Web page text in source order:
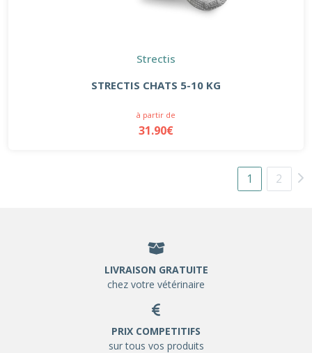
Strectis
STRECTIS CHATS 5-10 KG
à partir de
31.90€
1 2
LIVRAISON GRATUITE
chez votre vétérinaire
PRIX COMPETITIFS
sur tous vos produits